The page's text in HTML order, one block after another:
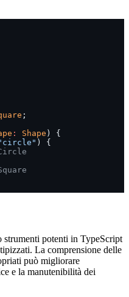
;
: Shape ) {
) {
strumenti potenti in TypeScript
La comprensione delle
può migliorare
e la manutenibilità dei